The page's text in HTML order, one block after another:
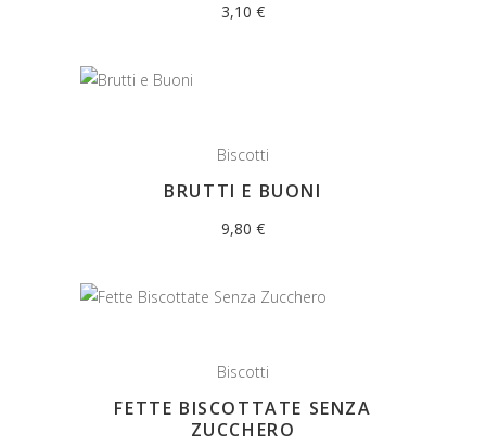
3,10 €
Biscotti
BRUTTI E BUONI
9,80 €
Biscotti
FETTE BISCOTTATE SENZA
ZUCCHERO